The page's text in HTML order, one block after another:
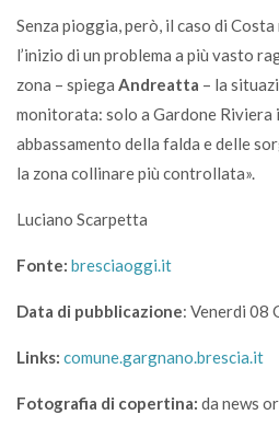
Senza pioggia, però, il caso di
l’inizio di un problema a più vasto
zona – spiega Andreatta – la
monitorata: solo a Gardone Riviera
abbassamento della falda e delle
la zona collinare più controllata».
Luciano Scarpetta
Fonte: bresciaoggi.it
Data di pubblicazione: Venerdi 08
Links: comune.gargnano.brescia.it
Fotografia di copertina: da news